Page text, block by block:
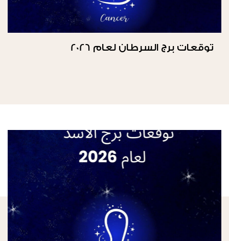
توقعات برج السرطان لعام 2026